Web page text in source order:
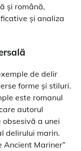
și română,
și analiza
de delir
forme și stiluri.
este romanul
autorul
a unei
delirului marin.
Ancient Mariner”